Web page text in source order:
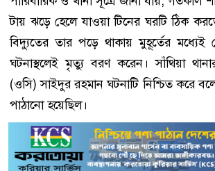
টায় ঝড়ে হেলে যাওয়া টিনের ঘরটি ঠিক
বিদ্যুতের তার পড়ে থাকায় মুহূর্তের মধ্যেই
ঘটনাস্থলেই মৃত্যু বরণ করেন। সাঁথিয়া থানার
(ওসি) সাইদুর রহমান ঘটনাটি নিশ্চিত করে
পাঠানো হয়েছিল।